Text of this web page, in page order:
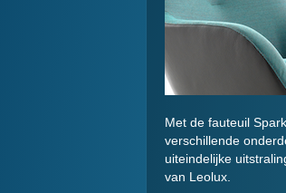
Met de fauteuil
verschillende
uiteindelijke
van Leolux.